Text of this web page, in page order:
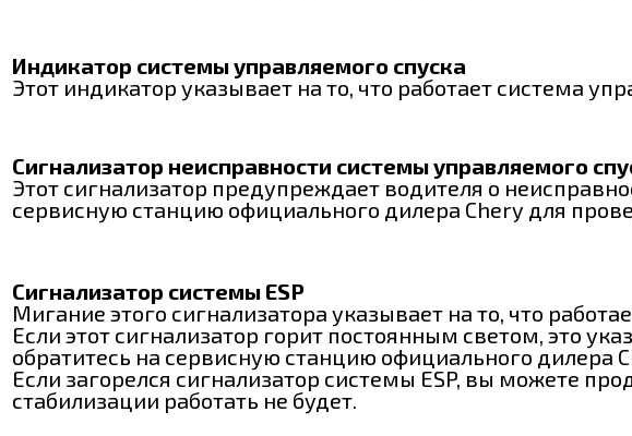
Индикатор системы управляемого спуска
Этот индикатор указывает на то, что работает система
Сигнализатор неисправности системы управляемого
Этот сигнализатор предупреждает водителя о
сервисную станцию официального дилера Chery для
Сигнализатор системы ESP
Мигание этого сигнализатора указывает на то, что
Если этот сигнализатор горит постоянным светом, это
обратитесь на сервисную станцию официального дилера
Если загорелся сигнализатор системы ESP, вы можете
стабилизации работать не будет.